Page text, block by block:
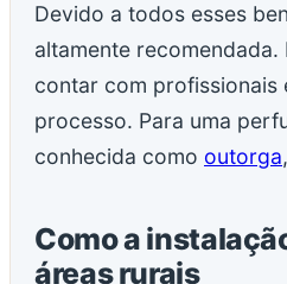
Devido a todos esses
altamente
contar com profissionais
processo. Para uma
conhecida como outorga
Como a
áreas rurais